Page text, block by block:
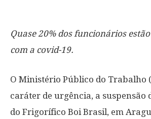
Quase 20% dos funcionários
com a covid-19.
O Ministério Público do Trabalho
caráter de urgência, a suspensão
do Frigorífico Boi Brasil, em